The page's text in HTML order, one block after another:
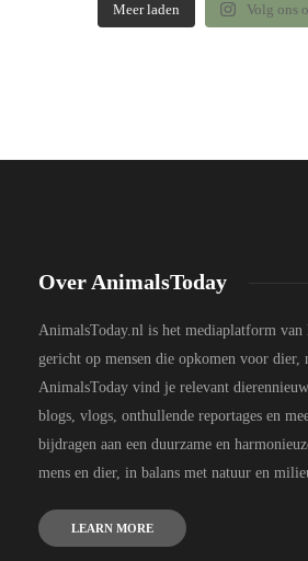
Meer laden Volg ons
Over AnimalsToday
AnimalsToday.nl is het mediaplatform van
gericht op mensen die opkomen voor
AnimalsToday vind je relevant
blogs, vlogs, onthullende reportages en
bijdragen aan een duurzame en
mens en dier, in balans met natuur en
LEARN MORE